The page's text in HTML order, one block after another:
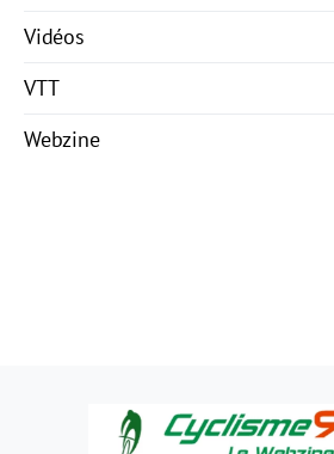
Vidéos
VTT
Webzine